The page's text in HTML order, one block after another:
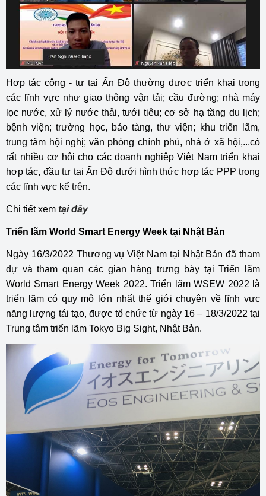
Hợp tác công - tư tại Ấn Độ thường được triển khai trong
các lĩnh vực như giao thông vận tải; cầu đường; nhà máy
lọc nước, xử lý nước thải, tưới tiêu; cơ sở hạ tầng du lịch;
bệnh viện; trường học, bảo tàng, thư viện; khu triển lãm,
trung tâm hội nghị; văn phòng chính phủ, nhà ở xã hội,...có
rất nhiều cơ hội cho các doanh nghiệp Việt Nam triển khai
hợp tác, đầu tư tại Ấn Độ dưới hình thức hợp tác PPP trong
các lĩnh vực kể trên.
Chi tiết xem tại đây
Triển lãm World Smart Energy Week tại Nhật Bản
Ngày 16/3/2022 Thương vụ Việt Nam tại Nhật Bản đã tham
dự và tham quan các gian hàng trưng bày tại Triển lãm
World Smart Energy Week 2022. Triển lãm WSEW 2022 là
triển lãm có quy mô lớn nhất thế giới chuyên về lĩnh vực
năng lượng tái tạo, được tổ chức từ ngày 16 – 18/3/2022 tại
Trung tâm triển lãm Tokyo Big Sight, Nhật Bản.